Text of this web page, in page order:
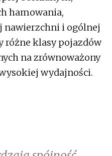
hamowania,
nawierzchni i ogólnej
różne klasy pojazdów
na zrównoważony
wydajności.